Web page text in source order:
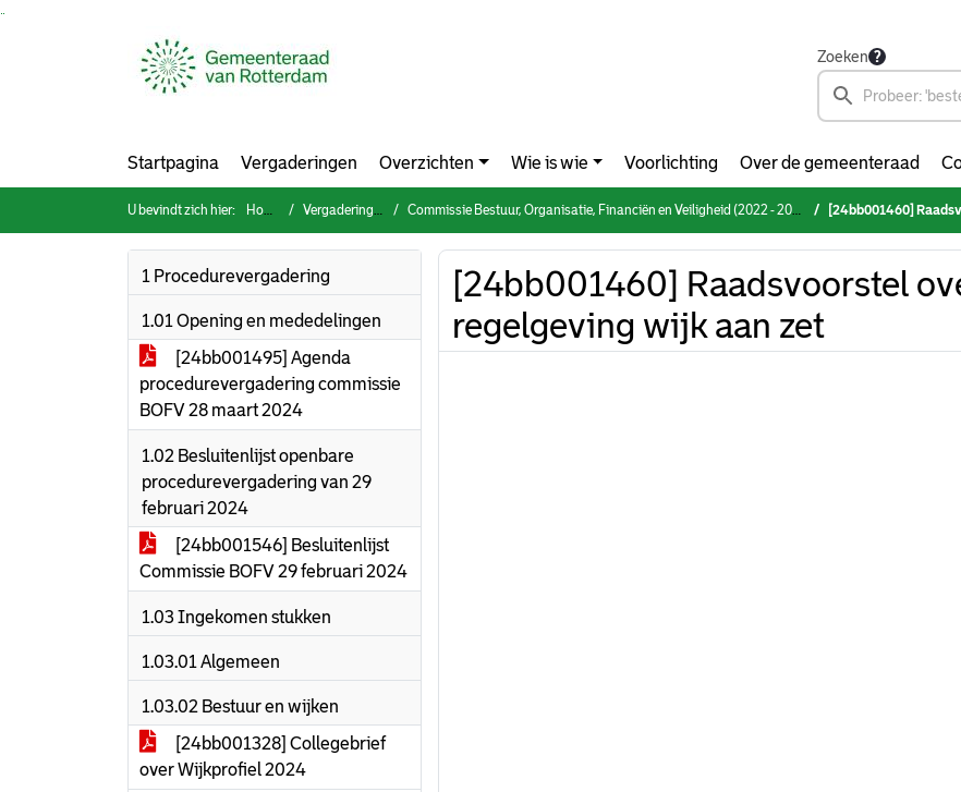
Zoeken
Startpagina Vergaderingen Overzichten Wie is wie Voorlichting Over de gemeenteraad
U bevindt zich hier: Home Vergaderingen Commissie Bestuur, Organisatie, Financiën en Veiligheid (2022 - 2026) (donderdag 28 maart 2024) [24bb001460]
1 Procedurevergadering
1.01 Opening en mededelingen
[24bb001495] Agenda
procedurevergadering commissie
BOFV 28 maart 2024
1.02 Besluitenlijst openbare
procedurevergadering van 29
februari 2024
[24bb001546] Besluitenlijst
Commissie BOFV 29 februari 2024
1.03 Ingekomen stukken
1.03.01 Algemeen
1.03.02 Bestuur en wijken
[24bb001328] Collegebrief
over Wijkprofiel 2024
[24bb001460] Raadsvoorstel
regelgeving wijk aan zet